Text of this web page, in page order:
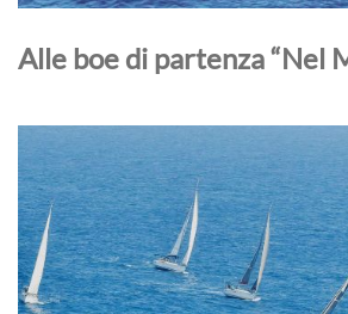
Alle boe di partenza “Nel